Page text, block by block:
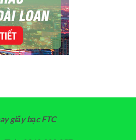
giấy bạc FTC